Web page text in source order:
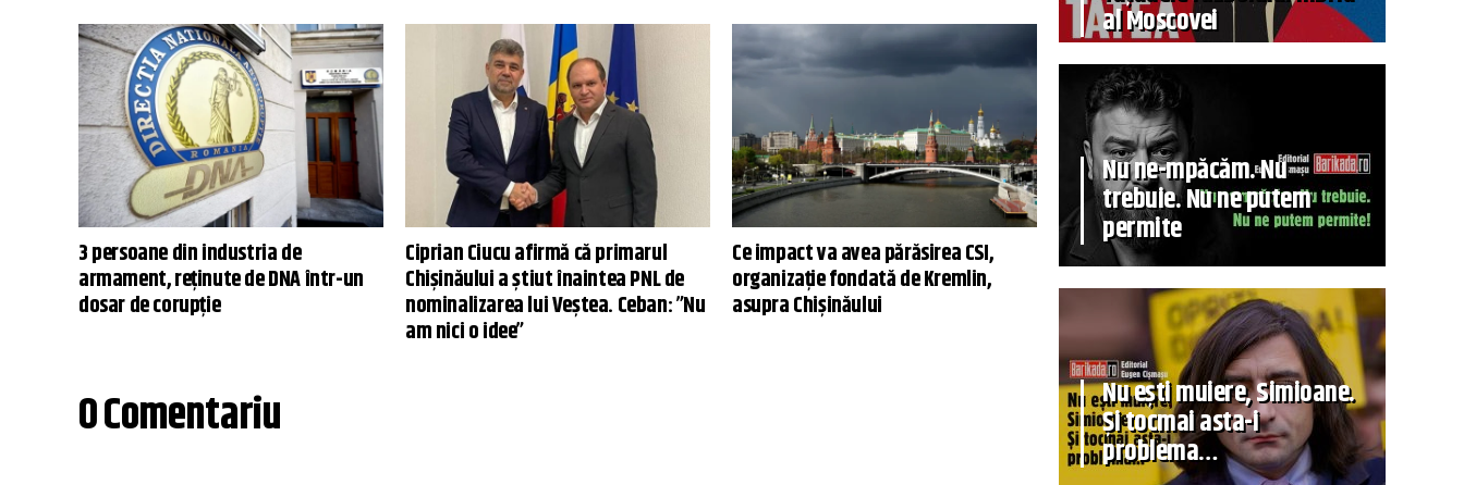
3 persoane din industria de
armament, reținute de DNA într-un
dosar de corupție
Ciprian Ciucu afirmă că primarul
Chişinăului a știut înaintea PNL de
nominalizarea lui Veștea. Ceban: ”Nu
am nici o idee”
Ce impact va avea părăsirea CSI,
organizație fondată de Kremlin,
asupra Chișinăului
0 Comentariu
al Moscovei
Nu ne-mpăcăm. Nu
trebuie. Nu ne putem
permite
Nu ești muiere, Simioane.
Și tocmai asta-i
problema…